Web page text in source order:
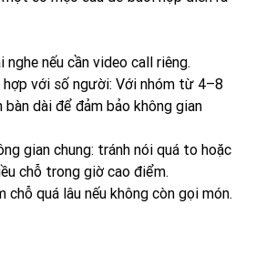
nếu cần video call riêng.
hợp với số người: Với nhóm từ 4–8
dài để đảm bảo không gian
gian chung: tránh nói quá to hoặc
chỗ trong giờ cao điểm.
chỗ quá lâu nếu không còn gọi món.